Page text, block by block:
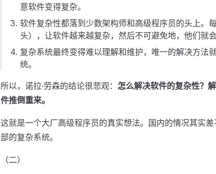
意软件变得复杂。
软件复杂性都落到少数架构师和高级程序员的头上。
头），让软件越来越复杂，然后不可避免地，他们就
复杂系统最终变得难以理解和维护，唯一的解决方法
统。
所以，诺拉·劳森的结论很悲观： 怎么解决软件的复杂性？
件推倒重来。
这就是一个大厂高级程序员的真实想法。国内的情况其实
部的复杂系统。
（二）